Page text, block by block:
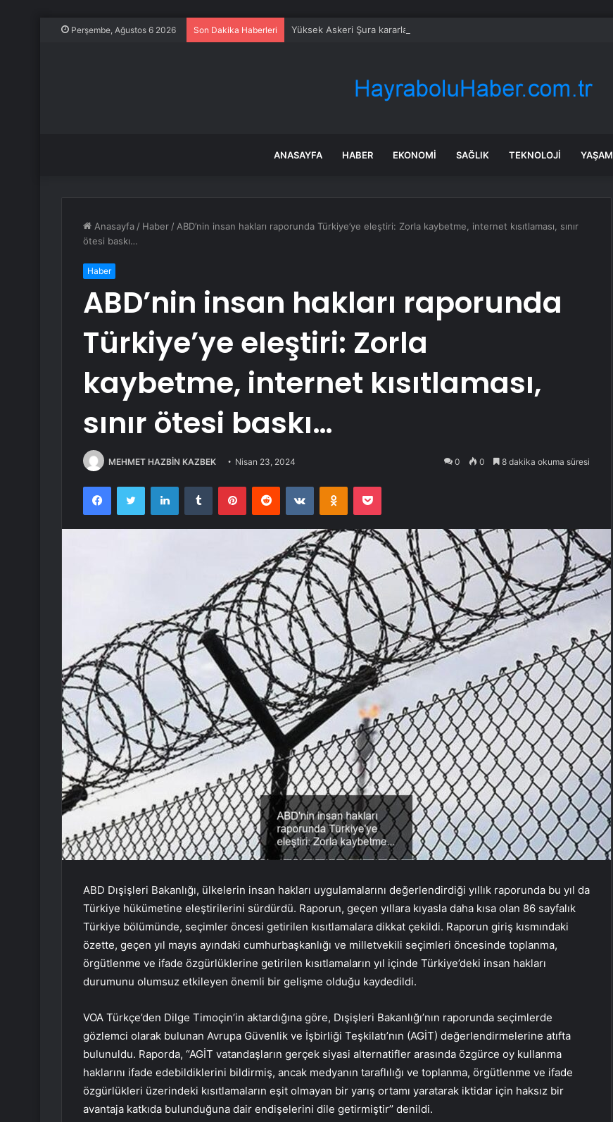
Perşembe, Ağustos 6 2026 Son Dakika Haberleri Yüksek Askeri Şura kararları Resmi Gazete’de!
ANASAYFA HABER EKONOMI SAĞLIK TEKNOLOJI YAŞAM
Anasayfa / Haber / ABD’nin insan hakları raporunda Türkiye’ye eleştiri: Zorla kaybetme, internet kısıtlaması, sınır
ötesi baskı…
Haber
ABD’nin insan hakları raporunda
Türkiye’ye eleştiri: Zorla
kaybetme, internet kısıtlaması,
sınır ötesi baskı…
MEHMET HAZBİN KAZBEK Nisan 23, 2024 0 0 8 dakika okuma süresi
FacebookTwitter LinkedInTumblr PinterestReddit VKontakteOdnoklassniki
Pocket
ABD Dışişleri Bakanlığı, ülkelerin insan hakları uygulamalarını değerlendirdiği yıllık raporunda bu yıl da
Türkiye hükümetine eleştirilerini sürdürdü. Raporun, geçen yıllara kıyasla daha kısa olan 86 sayfalık
Türkiye bölümünde, seçimler öncesi getirilen kısıtlamalara dikkat çekildi. Raporun giriş kısmındaki
özette, geçen yıl mayıs ayındaki cumhurbaşkanlığı ve milletvekili seçimleri öncesinde toplanma,
örgütlenme ve ifade özgürlüklerine getirilen kısıtlamaların yıl içinde Türkiye’deki insan hakları
durumunu olumsuz etkileyen önemli bir gelişme olduğu kaydedildi.
VOA Türkçe’den Dilge Timoçin’in aktardığına göre, Dışişleri Bakanlığı’nın raporunda seçimlerde
gözlemci olarak bulunan Avrupa Güvenlik ve İşbirliği Teşkilatı’nın (AGİT) değerlendirmelerine atıfta
bulunuldu. Raporda, “AGİT vatandaşların gerçek siyasi alternatifler arasında özgürce oy kullanma
haklarını ifade edebildiklerini bildirmiş, ancak medyanın taraflılığı ve toplanma, örgütlenme ve ifade
özgürlükleri üzerindeki kısıtlamaların eşit olmayan bir yarış ortamı yaratarak iktidar için haksız bir
avantaja katkıda bulunduğuna dair endişelerini dile getirmiştir’’ denildi.